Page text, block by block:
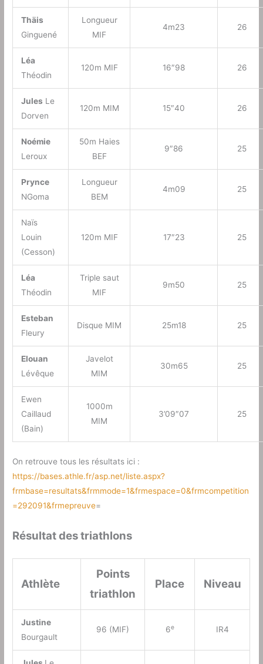
Thäis
Ginguené
Longueur
MIF
4m23 26
Léa
Théodin
120m MIF 16″98 26
Jules Le
Dorven
120m MIM 15″40 26
Noémie
Leroux
50m Haies
BEF
9″86 25
Prynce
NGoma
Longueur
BEM
4m09 25
Naïs
Louin
(Cesson)
120m MIF 17″23 25
Léa
Théodin
Triple saut
MIF
9m50 25
Esteban
Fleury
Disque MIM 25m18 25
Elouan
Lévêque
Javelot
MIM
30m65 25
Ewen
Caillaud
(Bain)
1000m
MIM
3’09″07 25
On retrouve tous les résultats ici :
https://bases.athle.fr/asp.net/liste.aspx?
frmbase=resultats&frmmode=1&frmespace=0&frmcompetition
=292091&frmepreuve=
Résultat des triathlons
Athlète
Points
triathlon
Place Niveau
Justine
Bourgault
96 (MIF) 6e IR4